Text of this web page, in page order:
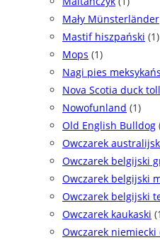
Mały Münsterländer
Mastif hiszpański (1)
Mops (1)
Nagi pies
Nova Scotia duck
Nowofunland (1)
Old English Bulldog
Owczarek
Owczarek belgijski
Owczarek belgijski
Owczarek belgijski
Owczarek kaukaski
Owczarek niemiecki